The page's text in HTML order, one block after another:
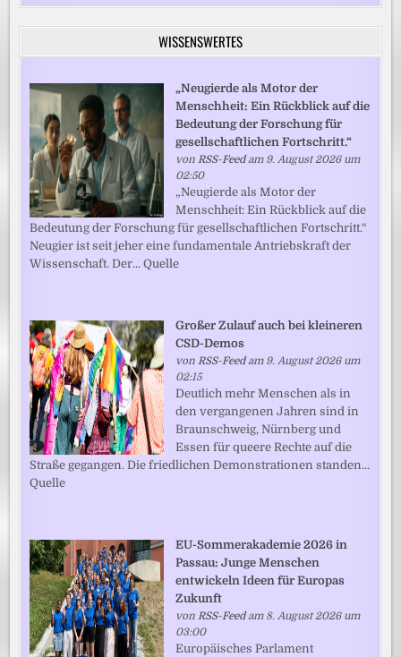
WISSENSWERTES
„Neugierde als Motor der
Menschheit: Ein Rückblick auf die
Bedeutung der Forschung für
gesellschaftlichen Fortschritt.“
vonRSS-Feedam 9. August 2026 um
02:50
„Neugierde als Motor der
Menschheit: Ein Rückblick auf die
Bedeutung der Forschung für gesellschaftlichen Fortschritt.“
Neugier ist seit jeher eine fundamentale Antriebskraft der
Wissenschaft. Der... Quelle
Großer Zulauf auch bei kleineren
CSD-Demos
vonRSS-Feedam 9. August 2026 um
02:15
Deutlich mehr Menschen als in
den vergangenen Jahren sind in
Braunschweig, Nürnberg und
Essen für queere Rechte auf die
Straße gegangen. Die friedlichen Demonstrationen standen...
Quelle
EU-Sommerakademie 2026 in
Passau: Junge Menschen
entwickeln Ideen für Europas
Zukunft
vonRSS-Feedam 8. August 2026 um
03:00
Europäisches Parlament